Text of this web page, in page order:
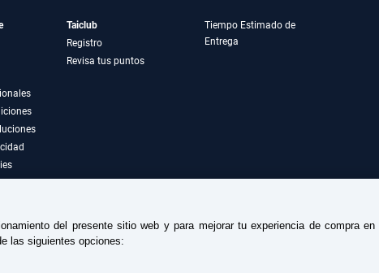
Taiclub
Registro
Revisa tus puntos
Tiempo Estimado de
Entrega
del presente sitio web y para mejorar tu experiencia de compra en
las siguientes opciones: